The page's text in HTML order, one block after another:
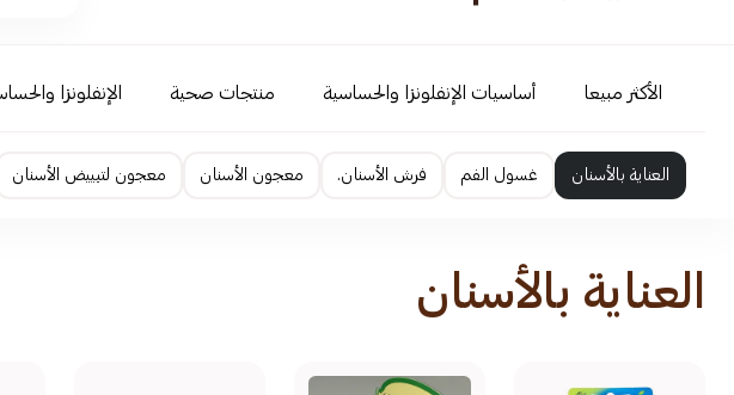
الأكثر مبيعا أساسيات الإنفلونزا والحساسية منتجات صحية الإنفلونزا
العناية بالأسنان غسول الفم فرش الأسنان. معجون الأسنان معجون لتبييض الأسنان
العناية بالأسنان